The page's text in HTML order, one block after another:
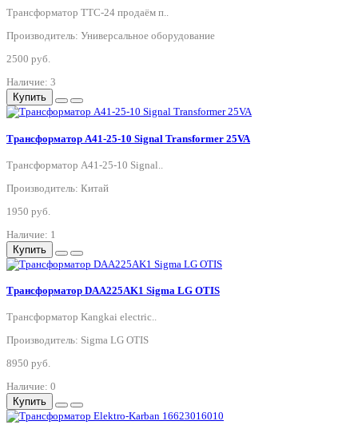
Трансформатор ТТС-24 продаём п..
Производитель: Универсальное оборудование
2500 руб.
Наличие: 3
Купить
Трансформатор A41-25-10 Signal Transformer 25VA
Трансформатор A41-25-10 Signal..
Производитель: Китай
1950 руб.
Наличие: 1
Купить
Трансформатор DAA225AK1 Sigma LG OTIS
Трансформатор Kangkai electric..
Производитель: Sigma LG OTIS
8950 руб.
Наличие: 0
Купить